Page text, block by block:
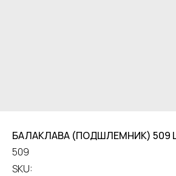
БАЛАКЛАВА (ПОДШЛЕМНИК) 509
509
SKU: